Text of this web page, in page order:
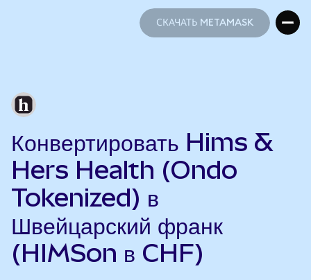
СКАЧАТЬ METAMASK
Конвертировать Hims &
Hers Health (Ondo
Tokenized) в
Швейцарский франк
(HIMSon в CHF)